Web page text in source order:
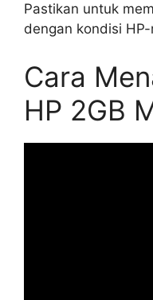
Pastikan untuk
dengan kondisi
Cara
HP 2GB